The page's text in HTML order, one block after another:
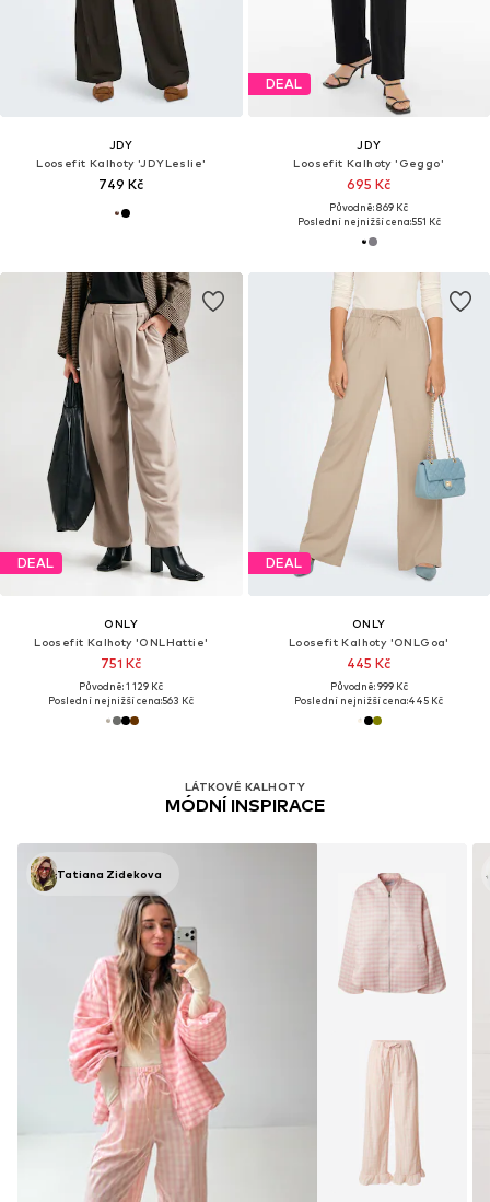
JDY
Loosefit Kalhoty 'JDYLeslie'
749 Kč
DEAL
JDY
Loosefit Kalhoty 'Geggo'
695 Kč
Původně: 869 Kč
Poslední nejnižší cena:551 Kč
DEAL
ONLY
Loosefit Kalhoty 'ONLHattie'
751 Kč
Původně: 1 129 Kč
Poslední nejnižší cena:563 Kč
DEAL
ONLY
Loosefit Kalhoty 'ONLGoa'
445 Kč
Původně: 999 Kč
Poslední nejnižší cena:445 Kč
LÁTKOVÉ KALHOTY
MÓDNÍ INSPIRACE
Tatiana Zidekova